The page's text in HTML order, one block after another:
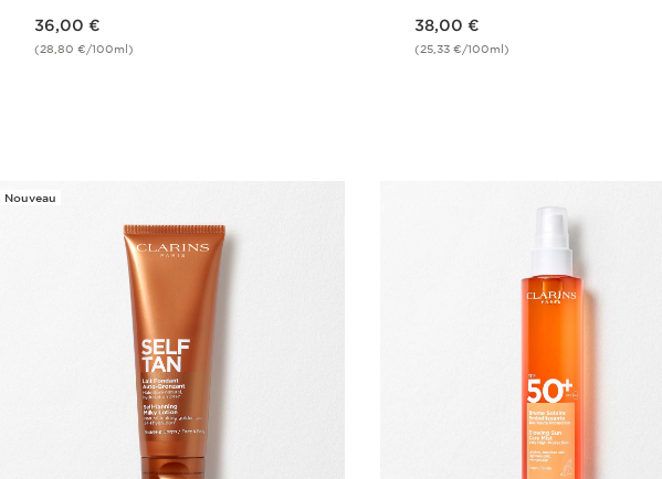
36,00 €
(28,80 €/100ml)
38,00 €
(25,33 €/100ml)
Nouveau